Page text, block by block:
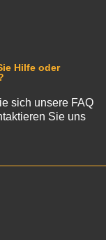
Hilfe oder
sich unsere FAQ
Sie uns